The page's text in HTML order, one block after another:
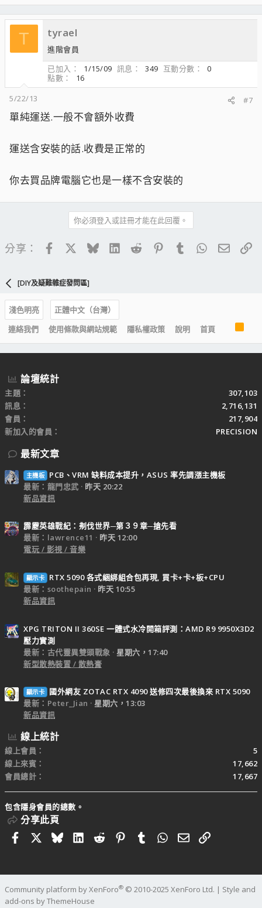
T tyrael
進階會員
已加入
1/15/09 訊息 349 互動分數
0
點數
16
5/22/13
#7
單純運送.一般不會額外收費
運送含安裝的話.收費是正常的
你去買品牌電腦它也是一樣不含安裝的
你必須登入或註冊才能在此回覆。
分享： FacebookBlueskyLinkedIn
Reddit PinterestTumblrWhatsApp
電子
[DIY及疑難雜症發問區]
淺色明亮
正體中文（台灣）
連絡我們
使用條款與網站規範 隱私權政策 說明 首頁
S
論壇統計
主題
307,103
訊息
2,716,131
會員
217,904
新加入的會員
PRECISION
最新文章
主機板
PCB、VRM 缺料成本提升，ASUS 率先調漲主機板
最新：龍門忠武
昨天 20:22
新品資訊
霹靂英雄戰紀：刜伐世界─第３９章─搶先看
最新：lawrence11
昨天 12:00
電玩 / 影視 / 音樂
顯示卡
RTX 5090 各式綑綁組合包再現, 買卡+卡+板+CPU
最新：soothepain
昨天 10:55
新品資訊
XPG TRITON II 360SE 一體式水冷開箱評測：AMD R9 9950X3D2
壓力實測
最新：古代靈異雙頭戰象
星期六，17:40
新型散熱裝置 / 散熱膏
顯示卡
國外網友 ZOTAC RTX 4090 送修四次最後換來 RTX 5090
最新：Peter_Jian
星期六，13:03
新品資訊
線上統計
線上會員
5
線上來賓
17,662
會員總計
17,667
包含隱身會員的總數。
分享此頁
FacebookBlueskyLinkedIn
RedditPinterestTumblrWhatsApp
電子郵件
連結
Community platform by XenForo® © 2010-2025 XenForo Ltd. | Style and
add-ons by ThemeHouse